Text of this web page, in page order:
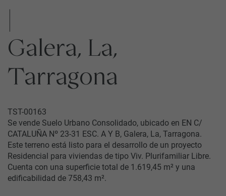
Galera, La,
Tarragona
TST-00163
Se vende Suelo Urbano Consolidado, ubicado en EN C/
CATALUÑA Nº 23-31 ESC. A Y B, Galera, La, Tarragona.
Este terreno está listo para el desarrollo de un proyecto
Residencial para viviendas de tipo Viv. Plurifamiliar Libre.
Cuenta con una superficie total de 1.619,45 m² y una
edificabilidad de 758,43 m².